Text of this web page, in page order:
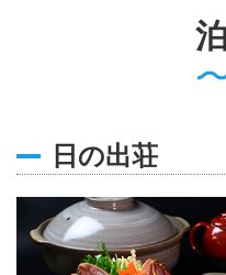
お電話受
日の出荘